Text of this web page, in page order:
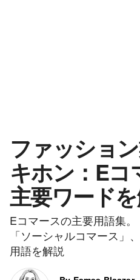
ファッショ
キホン：E
主要ワード
Eコマースの主要用語集
「ソーシャルコマース」
用語を解説